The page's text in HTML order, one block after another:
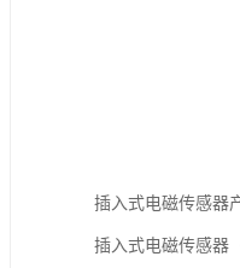
插入式电磁传感器
插入式电磁传感器